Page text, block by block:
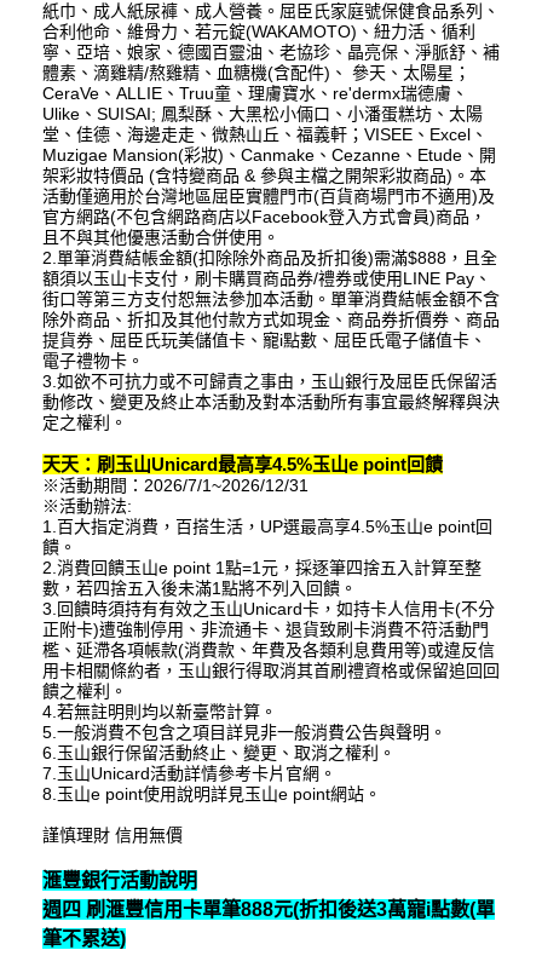
紙巾、成人紙尿褲、成人營養。屈臣氏家庭號保健食品系列、
合利他命、維骨力、若元錠(WAKAMOTO)、紐力活、循利
寧、亞培、娘家、德國百靈油、老協珍、晶亮保、淨脈舒、補
體素、滴雞精/熬雞精、血糖機(含配件)、 參天、太陽星；
CeraVe、ALLIE、Truu童、理膚寶水、re'dermx瑞德膚、
Ulike、SUISAI; 鳳梨酥、大黑松小倆口、小潘蛋糕坊、太陽
堂、佳德、海邊走走、微熱山丘、福義軒；VISEE、Excel、
Muzigae Mansion(彩妝)、Canmake、Cezanne、Etude、開
架彩妝特價品 (含特變商品 & 參與主檔之開架彩妝商品)。本
活動僅適用於台灣地區屈臣實體門市(百貨商場門市不適用)及
官方網路(不包含網路商店以Facebook登入方式會員)商品，
且不與其他優惠活動合併使用。
2.單筆消費結帳金額(扣除除外商品及折扣後)需滿$888，且全
額須以玉山卡支付，刷卡購買商品券/禮券或使用LINE Pay、
街口等第三方支付恕無法參加本活動。單筆消費結帳金額不含
除外商品、折扣及其他付款方式如現金、商品券折價券、商品
提貨券、屈臣氏玩美儲值卡、寵i點數、屈臣氏電子儲值卡、
電子禮物卡。
3.如欲不可抗力或不可歸責之事由，玉山銀行及屈臣氏保留活
動修改、變更及終止本活動及對本活動所有事宜最終解釋與決
定之權利。
天天：刷玉山Unicard最高享4.5%玉山e point回饋
※活動期間：2026/7/1~2026/12/31
※活動辦法:
1.百大指定消費，百搭生活，UP選最高享4.5%玉山e point回
饋。
2.消費回饋玉山e point 1點=1元，採逐筆四捨五入計算至整
數，若四捨五入後未滿1點將不列入回饋。
3.回饋時須持有有效之玉山Unicard卡，如持卡人信用卡(不分
正附卡)遭強制停用、非流通卡、退貨致刷卡消費不符活動門
檻、延滯各項帳款(消費款、年費及各類利息費用等)或違反信
用卡相關條約者，玉山銀行得取消其首刷禮資格或保留追回回
饋之權利。
4.若無註明則均以新臺幣計算。
5.一般消費不包含之項目詳見非一般消費公告與聲明。
6.玉山銀行保留活動終止、變更、取消之權利。
7.玉山Unicard活動詳情參考卡片官網。
8.玉山e point使用說明詳見玉山e point網站。
謹慎理財 信用無價
滙豐銀行活動說明
週四 刷滙豐信用卡單筆888元(折扣後送3萬寵i點數(單
筆不累送)